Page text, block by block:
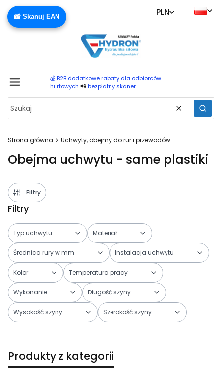
📸 Skanuj EAN PLN
💰 B2B dodatkowe rabaty dla odbiorców
hurtowych 📲 bezpłatny skaner
Wyczyść
Strona główna Uchwyty, obejmy do rur i przewodów
Obejma uchwytu - same plastiki
Filtry
Filtry
Typ uchwytu Materiał
Średnica rury w mm Instalacja uchwytu
Kolor Temperatura pracy
Wykonanie Długość szyny
Wysokość szyny Szerokość szyny
Produkty z kategorii